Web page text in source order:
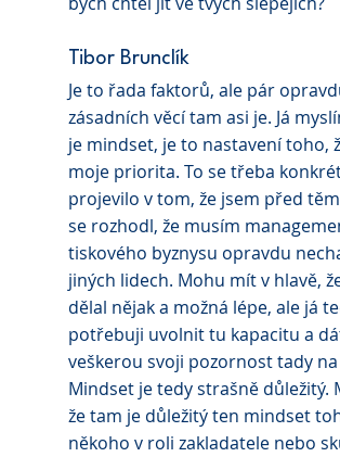
Tibor Brunclík
Je to řada faktorů, ale pár
zásadních věcí tam asi je. Já
je mindset, je to nastavení toho,
moje priorita. To se třeba
projevilo v tom, že jsem před
se rozhodl, že musím
tiskového byznysu opravdu
jiných lidech. Mohu mít v hlavě,
dělal nějak a možná lépe, ale já
potřebuji uvolnit tu kapacitu a
veškerou svoji pozornost tady
Mindset je tedy strašně důležitý.
že tam je důležitý ten mindset
někoho v roli zakladatele nebo